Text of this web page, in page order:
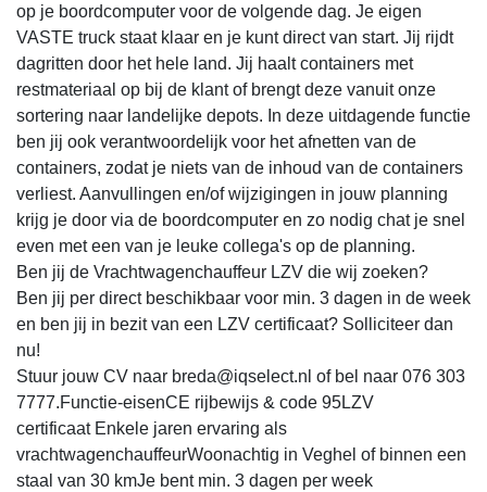
op je boordcomputer voor de volgende dag. Je eigen
VASTE truck staat klaar en je kunt direct van start. Jij rijdt
dagritten door het hele land. Jij haalt containers met
restmateriaal op bij de klant of brengt deze vanuit onze
sortering naar landelijke depots. In deze uitdagende functie
ben jij ook verantwoordelijk voor het afnetten van de
containers, zodat je niets van de inhoud van de containers
verliest. Aanvullingen en/of wijzigingen in jouw planning
krijg je door via de boordcomputer en zo nodig chat je snel
even met een van je leuke collega's op de planning.
Ben jij de Vrachtwagenchauffeur LZV die wij zoeken?
Ben jij per direct beschikbaar voor min. 3 dagen in de week
en ben jij in bezit van een LZV certificaat? Solliciteer dan
nu!
Stuur jouw CV naar breda@iqselect.nl of bel naar 076 303
7777.Functie-eisenCE rijbewijs & code 95LZV
certificaat Enkele jaren ervaring als
vrachtwagenchauffeurWoonachtig in Veghel of binnen een
staal van 30 kmJe bent min. 3 dagen per week